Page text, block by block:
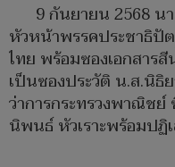
9 กันยายน 2568
หัวหน้าพรรคประชาธิปั
ไทย พร้อมซองเอกสาร
เป็นซองประวัติ น.ส.นิ
ว่าการกระทรวงพาณิช
นิพนธ์ หัวเราะพร้อมปฏิ